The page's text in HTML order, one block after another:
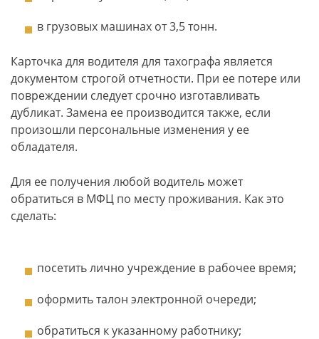
в грузовых машинах от 3,5 тонн.
Карточка для водителя для тахографа является
документом строгой отчетности. При ее потере или
повреждении следует срочно изготавливать
дубликат. Замена ее производится также, если
произошли персональные изменения у ее
обладателя.
Для ее получения любой водитель может
обратиться в МФЦ по месту проживания. Как это
сделать:
посетить лично учреждение в рабочее время;
оформить талон электронной очереди;
обратиться к указанному работнику;